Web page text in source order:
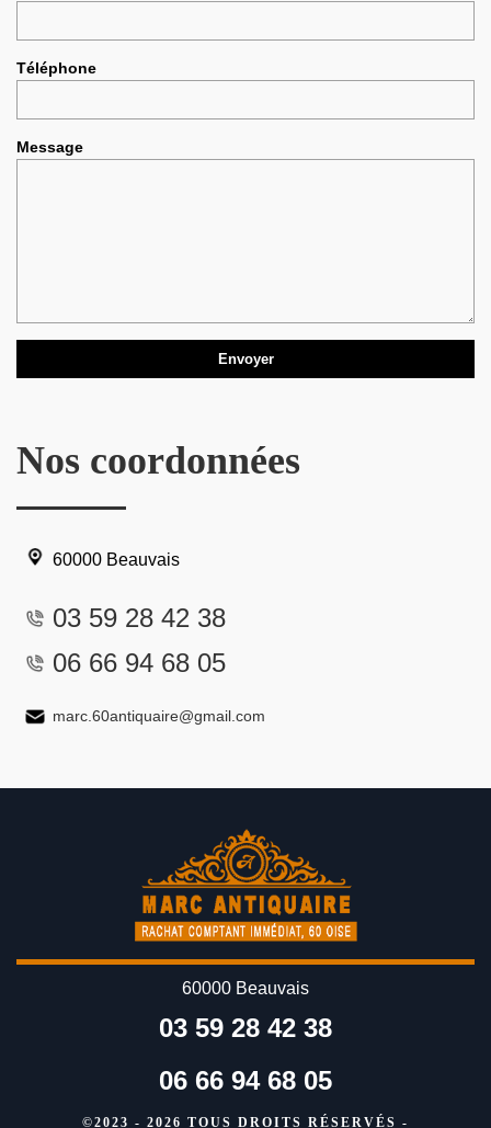
Téléphone
Message
Nos coordonnées
60000 Beauvais
03 59 28 42 38
06 66 94 68 05
marc.60antiquaire@gmail.com
60000 Beauvais
03 59 28 42 38
06 66 94 68 05
©2023 - 2026 TOUS DROITS RÉSERVÉS -